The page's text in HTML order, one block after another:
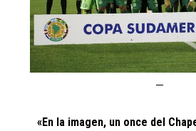
«En la imagen, un once del